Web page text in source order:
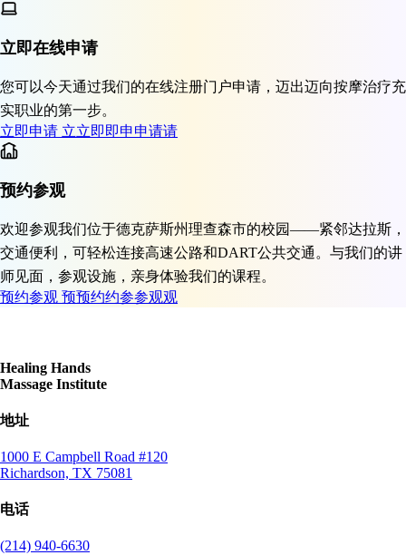
立即在线申请
您可以今天通过我们的在线注册门户申请，迈出迈向按摩治疗充
实职业的第一步。
立即申请 立立即 即申申请请
预约参观
欢迎参观我们位于德克萨斯州理查森市的校园——紧邻达拉斯，
交通便利，可轻松连接高速公路和DART公共交通。与我们的讲
师见面，参观设施，亲身体验我们的课程。
预约参观 预预约约参参观观
Healing Hands
Massage Institute
地址
1000 E Campbell Road #120
Richardson, TX 75081
电话
(214) 940-6630